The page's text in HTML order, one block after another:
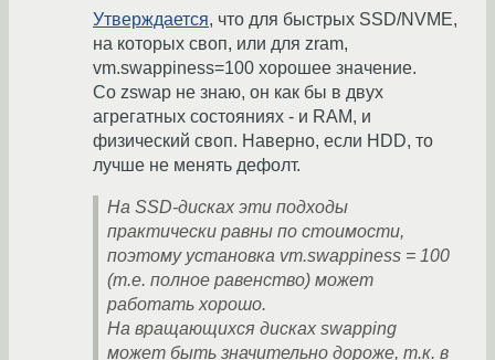
Утверждается, что для быстрых SSD/NVME,
на которых своп, или для zram,
vm.swappiness=100 хорошее значение.
Со zswap не знаю, он как бы в двух
агрегатных состояниях - и RAM, и
физический своп. Наверно, если HDD, то
лучше не менять дефолт.
На SSD-дисках эти подходы
практически равны по стоимости,
поэтому установка vm.swappiness = 100
(т.е. полное равенство) может
работать хорошо.
На вращающихся дисках swapping
может быть значительно дороже, т.к. в